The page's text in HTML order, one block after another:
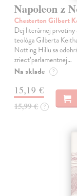
Napoleon z
Chesterton Gilbert
Dej literárnej prvotiny
teológa Gilberta
Notting Hillu sa
zriecť parlamentnej…
Na sklade ?
15,19 €
15,99 € ?